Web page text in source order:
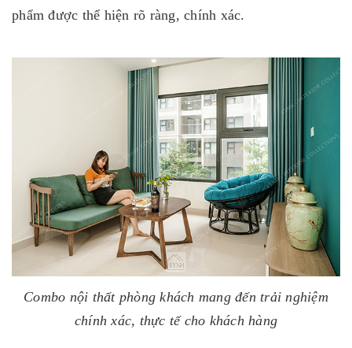
phẩm được thể hiện rõ ràng, chính xác.
Combo nội thất phòng khách mang đến trải nghiệm
chính xác, thực tế cho khách hàng